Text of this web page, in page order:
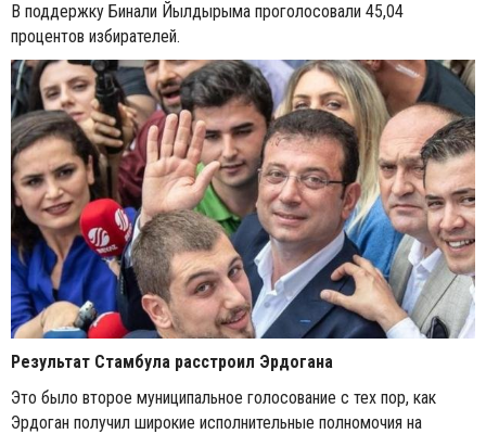
В поддержку Бинали Йылдырыма проголосовали 45,04
процентов избирателей.
Результат Стамбула расстроил Эрдогана
Это было второе муниципальное голосование с тех пор, как
Эрдоган получил широкие исполнительные полномочия на